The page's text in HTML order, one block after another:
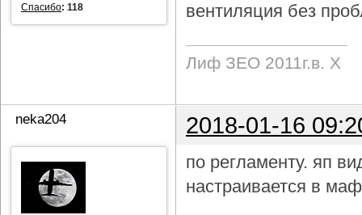
Спасибо: 118
вентиляция без
Лиф ЗЕО 2011г.в. Х
neka204 2018-01-16
по регламенту. яп
настраивается в